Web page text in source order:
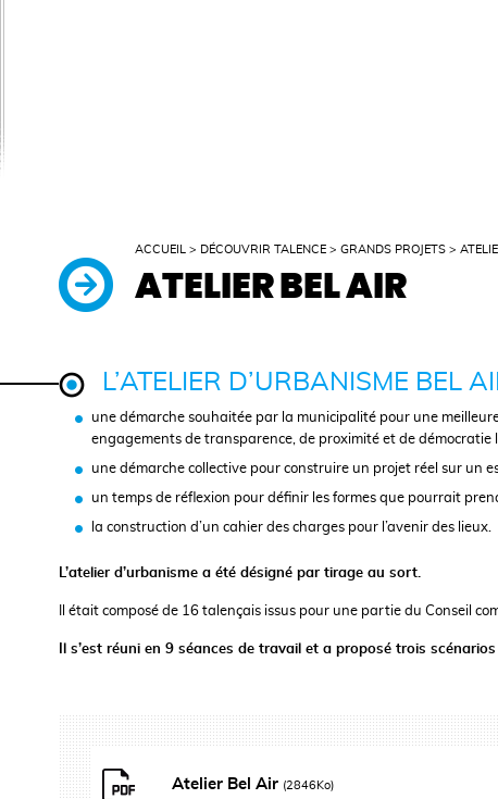
ACCUEIL > DÉCOUVRIR TALENCE >GRANDS PROJETS >
ATELIER BEL AIR
L’ATELIER D’URBANISME BEL
une démarche souhaitée par la municipalité pour une
engagements de transparence, de proximité et de démocratie
une démarche collective pour construire un projet réel sur un
un temps de réflexion pour définir les formes que pourrait
la construction d’un cahier des charges pour l’avenir des lieux.
L’atelier d’urbanisme a été désigné par tirage au sort.
Il était composé de 16 talençais issus pour une partie du Conseil
Il s’est réuni en 9 séances de travail et a proposé trois
Atelier Bel Air (2846Ko)